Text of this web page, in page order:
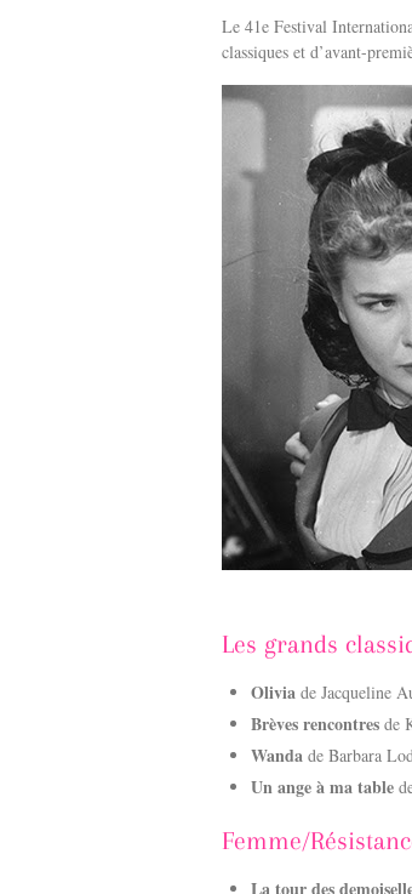
Le 41e Festival
classiques et d’avant-
Les grands
Olivia de Jacqueline
Brèves rencontres de
Wanda de Barbara
Un ange à ma table
Femme/
La tour des